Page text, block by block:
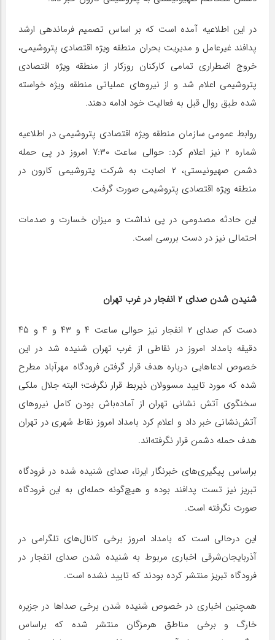
در این اطلاعیه آمده است که بر اساس تصمیم فرماندهی ارشد
پدافند غیرعامل و مدیریت بحران منطقه ویژه اقتصادی پتروشیمی،
خروج اضطراری تمامی کارکنان روزکار از منطقه ویژه اقتصادی
پتروشیمی اعلام شد و از نیروهای عملیاتی منطقه ویژه خواسته
شده طبق روال قبل به فعالیت خود ادامه دهند.
روابط عمومی سازمان منطقه ویژه اقتصادی پتروشیمی در اطلاعیه
شماره ۲ نیز اعلام کرد: حوالی ساعت ۷:۳۰ امروز در پی حمله
دشمن صهیونیستی، ۲ اصابت به شرکت پتروشیمی کارون در
منطقه ویژه اقتصادی پتروشیمی صورت گرفت.
این حادثه مصدومی در پی نداشت و میزان خسارت و صدمات
احتمالی نیز در دست بررسی است.
شنیدن شدن صدای ۲ انفجار در غرب تهران
دست کم صدای ۲ انفجار نیز حوالی ساعت ۴ و ۴۳ و ۴ و ۴۵
دقیقه بامداد امروز در نقاطی از غرب تهران شنیده شد در این
خصوص ادعاهایی درباره هدف قرار گرفتن فرودگاه مهرآباد مطرح
شده که مورد تایید مسوولان ذیربط قرار نگرفت؛ البته جلال ملکی
سخنگوی آتش نشانی تهران از آماده‌باش بودن کامل نیروهای
آتش‌نشانی خبر داد و اعلام کرد بامداد امروز نقاط شهری در تهران
هدف حمله دشمن قرار نگرفته‌اند.
براساس پیگیری‌های خبرنگار ایرنا، صدای شنیده شده در فرودگاه
تبریز نیز تست پدافند بوده و هیچ‌گونه حمله‌ای به این فرودگاه
صورت نگرفته است.
این درحالی است که بامداد امروز برخی کانال‌های تلگرامی در
آذربایجان‌شرقی اخباری مربوط به شنیده شدن صدای انفجار در
فرودگاه تبریز منتشر کرده بودند که تایید نشده است.
همچنین اخباری در خصوص شنیده شدن برخی صداها در جزیره
خارگ و برخی مناطق هرمزگان منتشر شده که براساس